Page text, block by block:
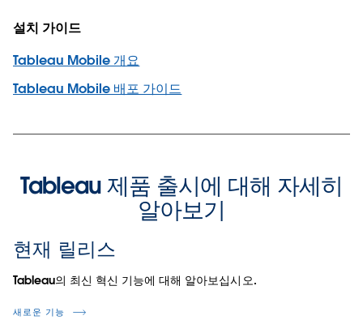
설치 가이드
Tableau Mobile 개요
Tableau Mobile 배포 가이드
Tableau 제품 출시에 대해 자세히
알아보기
현재 릴리스
Tableau의 최신 혁신 기능에 대해 알아보십시오.
새로운 기능